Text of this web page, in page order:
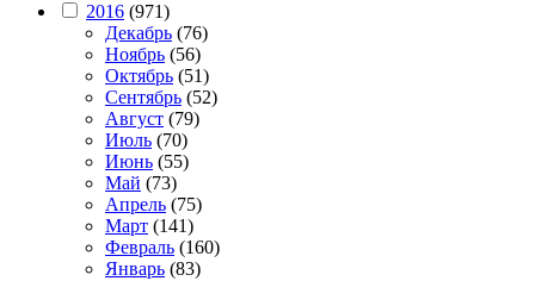
2016 (971)
Декабрь (76)
Ноябрь (56)
Октябрь (51)
Сентябрь (52)
Август (79)
Июль (70)
Июнь (55)
Май (73)
Апрель (75)
Март (141)
Февраль (160)
Январь (83)